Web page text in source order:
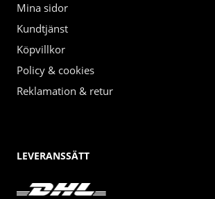
Mina sidor
Kundtjänst
Köpvillkor
Policy & cookies
Reklamation & retur
LEVERANSSÄTT